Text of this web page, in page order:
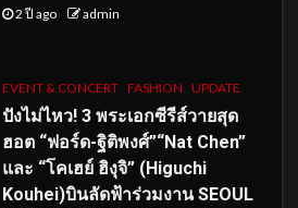
2 ปี ago admin
EVENT & CONCERT FASHION UPDATE
ปังไม่ไหว! 3 พระเอกซีรีส์วายสุด
ฮอต “ฟอร์ด-ฐิติพงศ์”“Nat Chen”
และ “โคเฮย์ ฮิงุจิ” (Higuchi
Kouhei)บินลัดฟ้าร่วมงาน SEOUL